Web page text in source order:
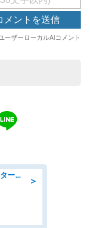
＞
一般事務・OA事務/半導体開発センター内で事務&軽作業スタッフ、募集